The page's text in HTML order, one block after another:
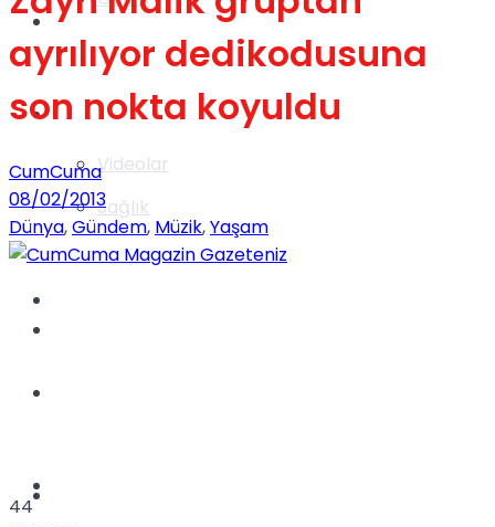
Videolar
Gündem
Yaşam
Sağlık
ayrılıyor dedikodusuna
son nokta koyuldu
CumCuma
08/02/2013
Dünya,Gündem, Müzik,Yaşam
44